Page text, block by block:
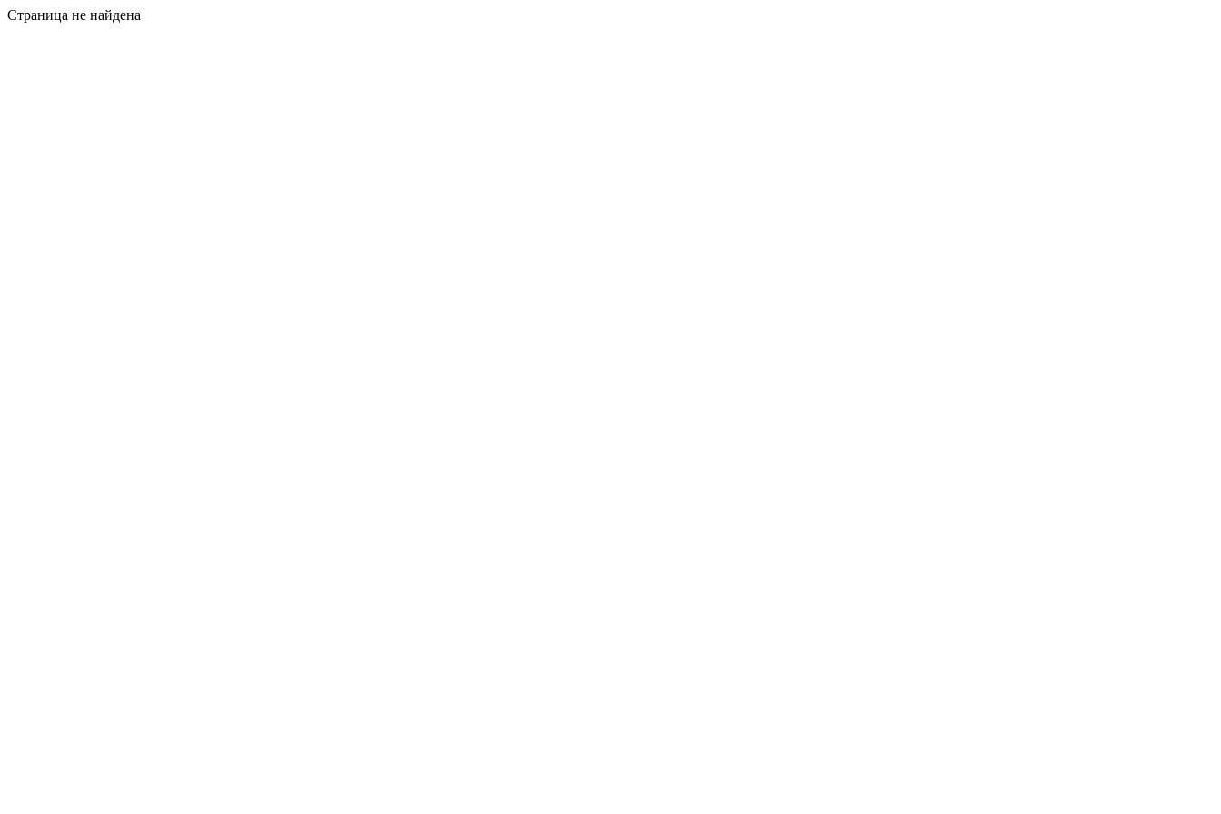
Страница не найдена